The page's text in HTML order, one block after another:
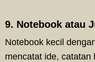
9. Notebook atau
Notebook kecil
mencatat ide, catatan